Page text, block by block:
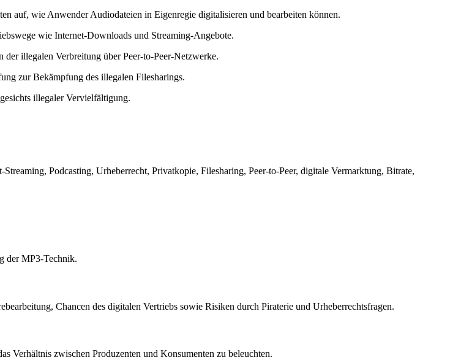
auf, wie Anwender Audiodateien in Eigenregie digitalisieren und bearbeiten können.
wie Internet-Downloads und Streaming-Angebote.
der illegalen Verbreitung über Peer-to-Peer-Netzwerke.
zur Bekämpfung des illegalen Filesharings.
illegaler Vervielfältigung.
Podcasting, Urheberrecht, Privatkopie, Filesharing, Peer-to-Peer, digitale Vermarktung, Bitrate,
der MP3-Technik.
Chancen des digitalen Vertriebs sowie Risiken durch Piraterie und Urheberrechtsfragen.
Verhältnis zwischen Produzenten und Konsumenten zu beleuchten.